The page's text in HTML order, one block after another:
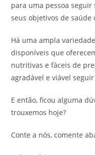
para uma pessoa
seus objetivos de saúde
Há uma ampla
disponíveis que
nutritivas e fáceis de
agradável e viável
E então, ficou alguma
trouxemos hoje?
Conte a nós, comente